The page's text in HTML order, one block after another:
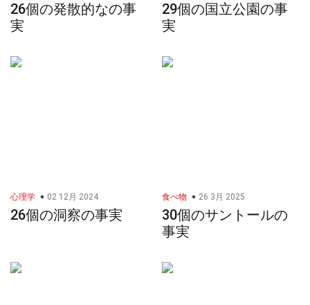
26個の発散的なの事
実
29個の国立公園の事
実
心理学 02 12月 2024
26個の洞察の事実
食べ物 26 3月 2025
30個のサントールの
事実